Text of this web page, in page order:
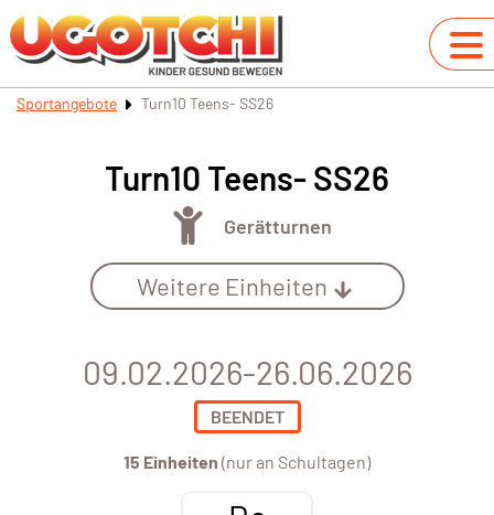
Sportangebote Turn10 Teens- SS26
Turn10 Teens- SS26
Gerätturnen
Weitere Einheiten
09.02.2026-26.06.2026
BEENDET
15 Einheiten (nur an Schultagen)